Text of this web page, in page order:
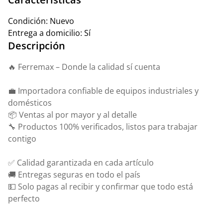
Condición: Nuevo
Entrega a domicilio: Sí
Descripción
🔥 Ferremax – Donde la calidad sí cuenta
💼 Importadora confiable de equipos industriales y
domésticos
📦 Ventas al por mayor y al detalle
🔧 Productos 100% verificados, listos para trabajar
contigo
✅ Calidad garantizada en cada artículo
🚚 Entregas seguras en todo el país
💵 Solo pagas al recibir y confirmar que todo está
perfecto